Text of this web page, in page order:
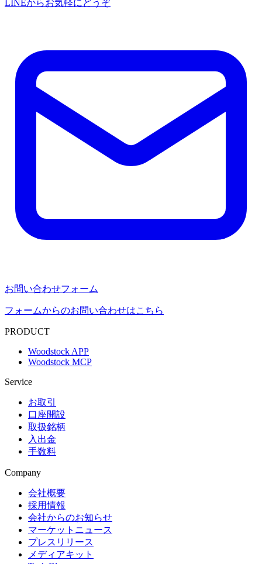
LINEからお気軽にどうぞ
お問い合わせフォーム
フォームからのお問い合わせはこちら
PRODUCT
Woodstock APP
Woodstock MCP
Service
お取引
口座開設
取扱銘柄
入出金
手数料
Company
会社概要
採用情報
会社からのお知らせ
マーケットニュース
プレスリリース
メディアキット